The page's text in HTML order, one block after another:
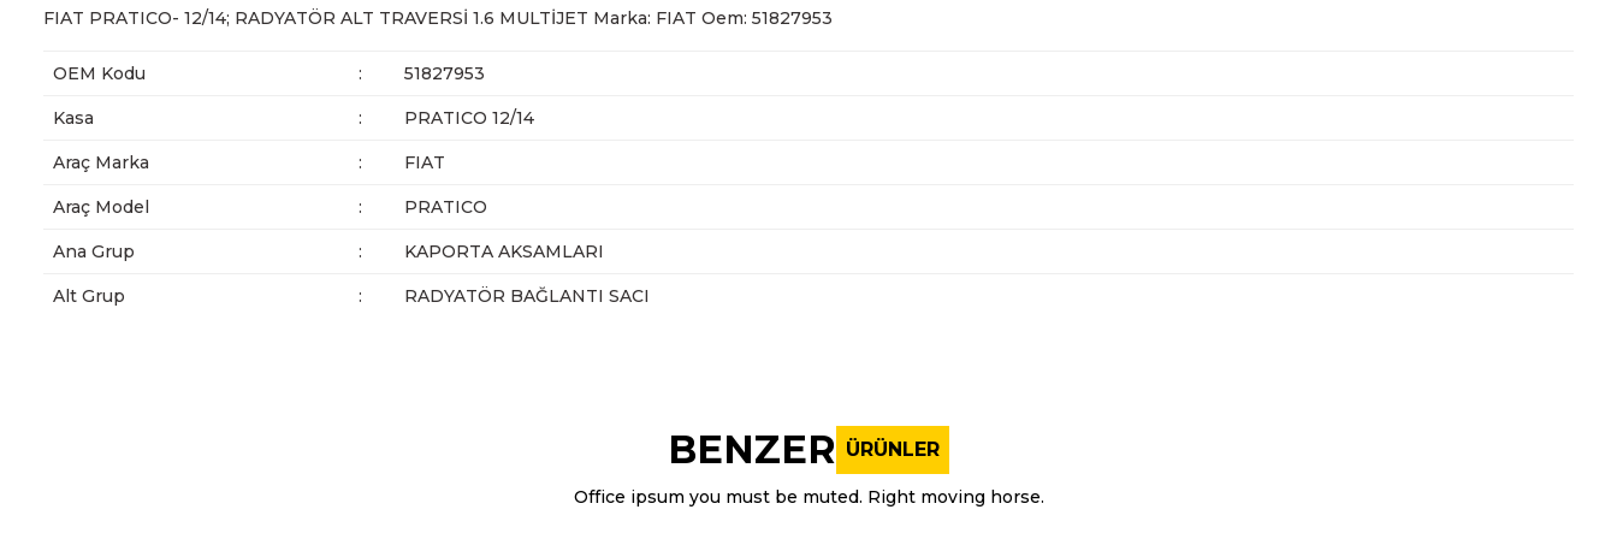
FIAT PRATICO- 12/14; RADYATÖR ALT TRAVERSİ 1.6 MULTİJET Marka: FIAT Oem: 51827953
OEM Kodu : 51827953
Kasa : PRATICO 12/14
Araç Marka : FIAT
Araç Model : PRATICO
Ana Grup : KAPORTA AKSAMLARI
Alt Grup : RADYATÖR BAĞLANTI SACI
Yorum Yaz
BENZER ÜRÜNLER
Office ipsum you must be muted. Right moving horse.